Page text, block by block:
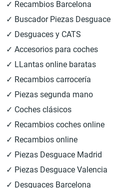
✓ Recambios Barcelona
✓ Buscador Piezas Desguace
✓ Desguaces y CATS
✓ Accesorios para coches
✓ LLantas online baratas
✓ Recambios carrocería
✓ Piezas segunda mano
✓ Coches clásicos
✓ Recambios coches online
✓ Recambios online
✓ Piezas Desguace Madrid
✓ Piezas Desguace Valencia
✓ Desguaces Barcelona